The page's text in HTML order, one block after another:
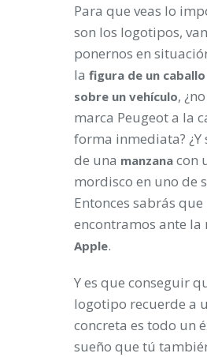
Para que veas lo
son los logotipos,
ponernos en
la figura de un
sobre un vehículo,
marca Peugeot a la
forma inmediata? ¿Y
de una manzana con
mordisco en uno de
Entonces sabrás que
encontramos ante la
Apple.
Y es que conseguir
logotipo recuerde a
concreta es todo un
sueño que tú